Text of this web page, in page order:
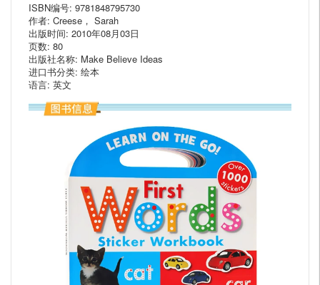
ISBN编号: 9781848795730
作者: Creese， Sarah
出版时间: 2010年08月03日
页数: 80
出版社名称: Make Believe Ideas
进口书分类: 绘本
语言: 英文